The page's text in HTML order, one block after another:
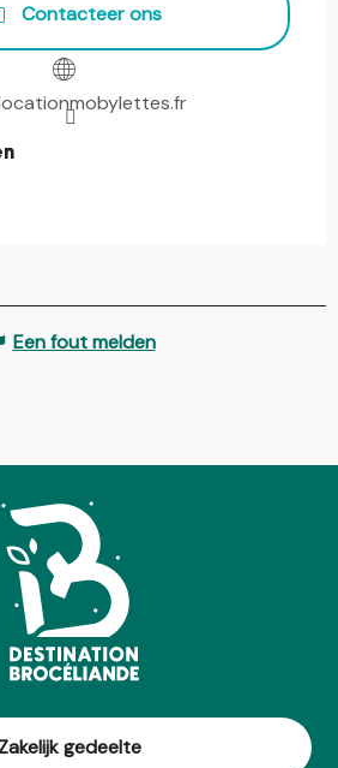
Contacteer ons
Een fout melden
Zakelijk gedeelte